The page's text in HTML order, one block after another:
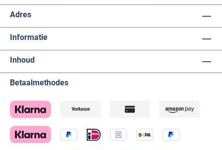
Adres
Informatie
Inhoud
Betaalmethodes